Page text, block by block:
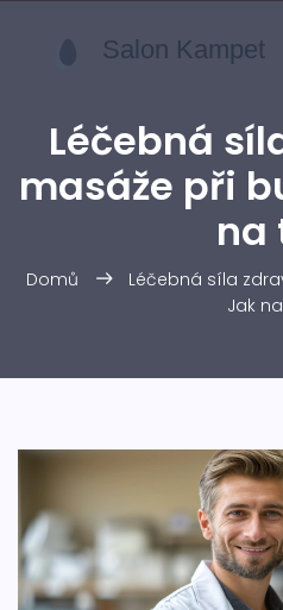
Léčebná
masáže při
na
Domů
Léčebná síla
Jak